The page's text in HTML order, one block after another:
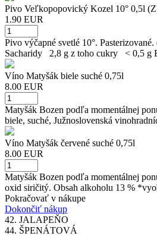
Pivo Veľkopopovický Kozel 10° 0,5l
1.90 EUR
Pivo výčapné svetlé 10°.
Sacharidy 2,8 g z toho cukry < 0,5
Víno Matyšák biele suché 0,75l
8.00 EUR
Matyšák Bozen podľa momentálnej
biele, suché, Južnoslovenská
Víno Matyšák červené suché 0,75l
8.00 EUR
Matyšák Bozen podľa momentálnej
oxid siričitý. Obsah alkoholu 13 %
Pokračovať v nákupe
Dokončiť nákup
42. JALAPEŇO
44. ŠPENÁTOVÁ